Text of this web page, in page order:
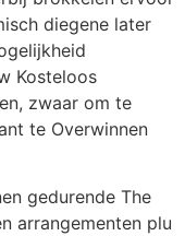
diegene later
Kosteloos
zwaar om te
te Overwinnen
gedurende The
arrangementen plu